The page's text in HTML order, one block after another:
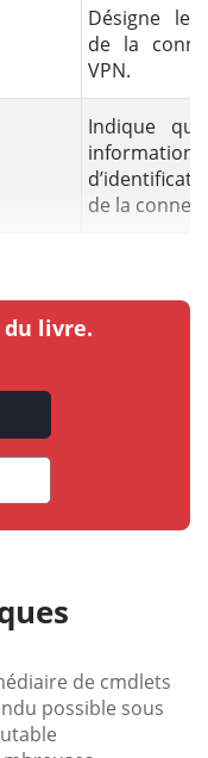
Désigne le
de la
VPN.
Indique
informations
de la
livre.
de cmdlets
possible sous